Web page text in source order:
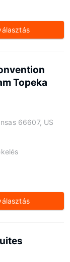
Topeka
66607, US